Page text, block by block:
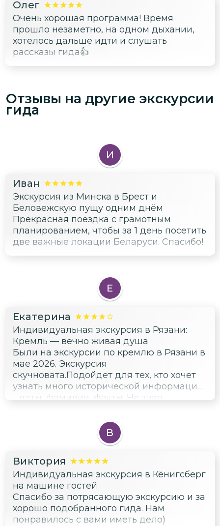
Олег
Очень хорошая программа! Время
прошло незаметно, на одном дыхании,
хотелось дальше идти и слушать
рассказы гида👍
Отзывы на другие экскурсии
гида
И
Иван
Экскурсия из Минска в Брест и
Беловежскую пущу одним днём
Прекрасная поездка с грамотным
планированием, чтобы за 1 день посетить
две важные локации Беларуси. Спасибо!
Е
Екатерина
Индивидуальная экскурсия в Рязани:
Кремль — вечно живая душа
Были на экскурсии по кремлю в Рязани в
мае 2026. Экскурсия
скучновата.Подойдет для тех, кто хочет
узнать много исторической информации
- даты, фамилии, факты. Не зная
слушать было сложно.
В
Виктория
Индивидуальная экскурсия в Кёнигсберг
на машине гостей
Спасибо за потрясающую экскурсию и за
хорошо подобранного гида. Нам
понравилось с вами иметь дело)